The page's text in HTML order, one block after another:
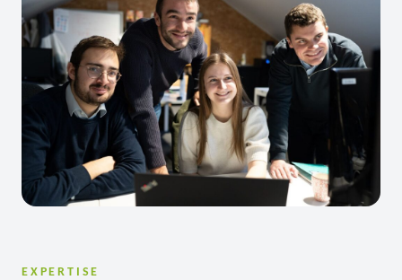
EXPERTISE